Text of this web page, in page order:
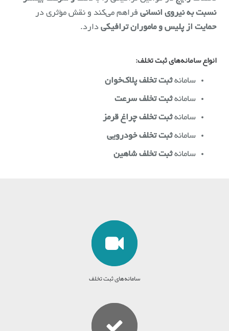
نسبت به نیروی انسانی فراهم می‌کند و نقش مؤثری در
حمایت از پلیس و ماموران ترافیکی دارد.
انواع سامانه‌های ثبت تخلف:
سامانهثبت تخلف پلاک‌خوان
سامانهثبت تخلف سرعت
سامانهثبت تخلف چراغ قرمز
سامانهثبت تخلف خودرویی
سامانهثبت تخلف شاهین
سامانه‌های ثبت تخلف